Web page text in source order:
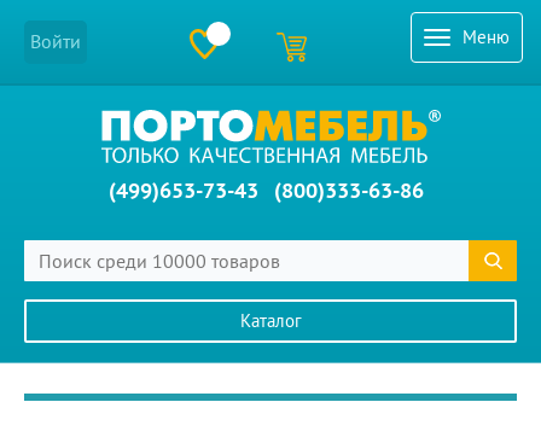
Меню
Войти
(499)653-73-43 (800)333-63-86
Каталог
Главное меню сайта